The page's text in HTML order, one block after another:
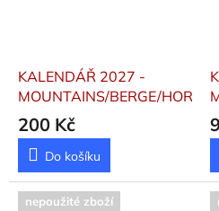
KALENDÁŘ 2027 -
MOUNTAINS/BERGE/HORY
200 Kč
Do košíku
nepoužité zboží